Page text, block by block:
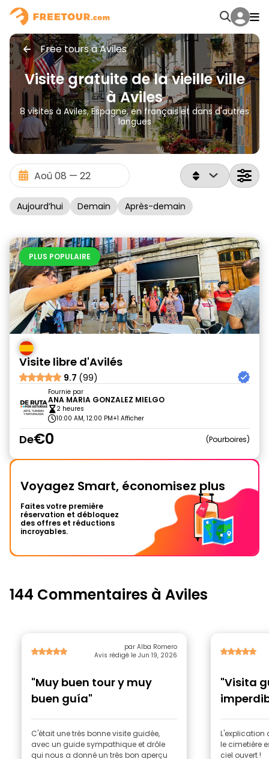
Free tours à Aviles
Visite gratuite de la vieille ville
à Aviles
8 visites à Aviles, Espagne, en français et dans d'autres
langues
Aujourd’hui Demain Après-demain
PLUS POPULAIRE
Visite libre d'Avilés
9.7 (99)
Fournie par
ANA MARIA GONZALEZ MIELGO
2 heures
10:00 AM, 12:00 PM+1 Afficher
De€0 Pourboires
Voyagez Smart, économisez plus
Faites votre première
réservation et débloquez
des offres et réductions
incroyables.
144 Commentaires à Aviles
par Alba Romero
Avis rédigé le Jun 19, 2026
"Muy buen tour y muy
buen guía"
C'était une très bonne visite guidée,
avec un guide sympathique et drôle
qui nous a donné un très bon aperçu
"Visita
L'explication
le cimetière
ciel ouvert !